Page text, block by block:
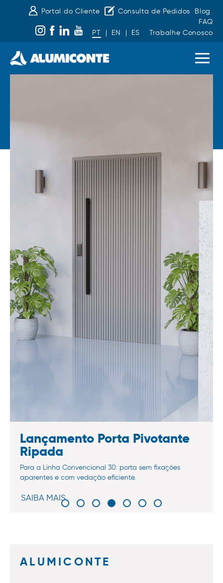
Portal do Cliente Consulta de Pedidos
Blog
FAQ
PT
| EN | ES Trabalhe Conosco
Lançamento Porta Pivotante
Ripada
Para a Linha Convencional 30: porta sem fixações
aparentes e com vedação eficiente.
SAIBA MAIS
ALUMICONTE